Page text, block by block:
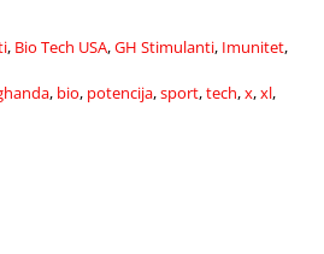
, Bio Tech USA,GH Stimulanti, Imunitet,
, bio, potencija,sport,tech,x,xl,